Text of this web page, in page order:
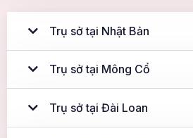
Trụ sở tại Nhật Bản
Trụ sở tại Mông Cổ
Trụ sở tại Đài Loan